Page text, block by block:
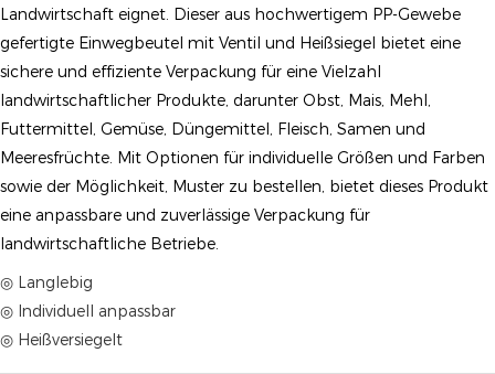
Landwirtschaft eignet. Dieser aus hochwertigem PP-Gewebe
gefertigte Einwegbeutel mit Ventil und Heißsiegel bietet eine
sichere und effiziente Verpackung für eine Vielzahl
landwirtschaftlicher Produkte, darunter Obst, Mais, Mehl,
Futtermittel, Gemüse, Düngemittel, Fleisch, Samen und
Meeresfrüchte. Mit Optionen für individuelle Größen und Farben
sowie der Möglichkeit, Muster zu bestellen, bietet dieses Produkt
eine anpassbare und zuverlässige Verpackung für
landwirtschaftliche Betriebe.
◎ Langlebig
◎ Individuell anpassbar
◎ Heißversiegelt